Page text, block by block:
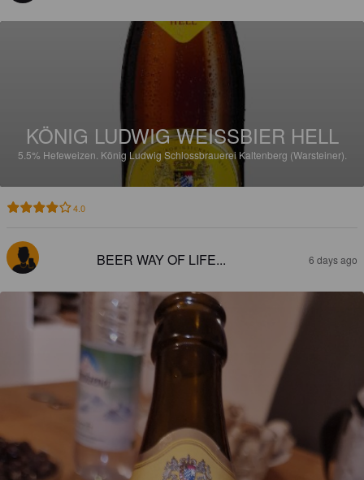
KÖNIG LUDWIG WEISSBIER HELL
5.5% Hefeweizen. König Ludwig Schlossbrauerei Kaltenberg (Warsteiner).
4.0
BEER WAY OF LIFE... 6 days ago